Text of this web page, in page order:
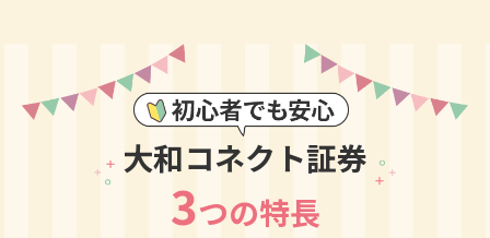
大和コネクト証券
3つの特長